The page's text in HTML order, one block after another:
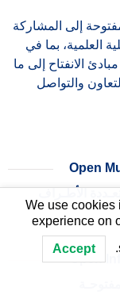
إلى المشاركة
العلمية، بما في
الانفتاح إلى ما
والتواصل
Open
الأطـراف
Open
We use cookies
experience on
Accept